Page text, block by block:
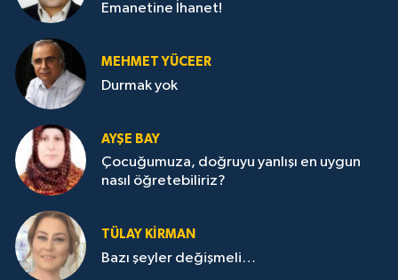
Emanetine İhanet!
MEHMET YÜCEER
Durmak yok
AYŞE BAY
Çocuğumuza, doğruyu yanlışı en uygun
nasıl öğretebiliriz?
TÜLAY KİRMAN
Bazı şeyler değişmeli…